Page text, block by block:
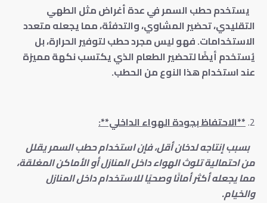
يستخدم حطب السمر في عدة أغراض مثل الطهي
التقليدي، تحضير المشاوي، والتدفئة، مما يجعله متعدد
الاستخدامات. فهو ليس مجرد حطب لتوفير الحرارة، بل
يُستخدم أيضًا لتحضير الطعام الذي يكتسب نكهة مميزة
عند استخدام هذا النوع من الحطب.
**الاحتفاظ بجودة الهواء الداخلي**:
بسبب إنتاجه لدخان أقل، فإن استخدام حطب السمر يقلل
من احتمالية تلوث الهواء داخل المنازل أو الأماكن المغلقة،
مما يجعله أكثر أمانًا وصحيًا للاستخدام داخل المنازل
والخيام.